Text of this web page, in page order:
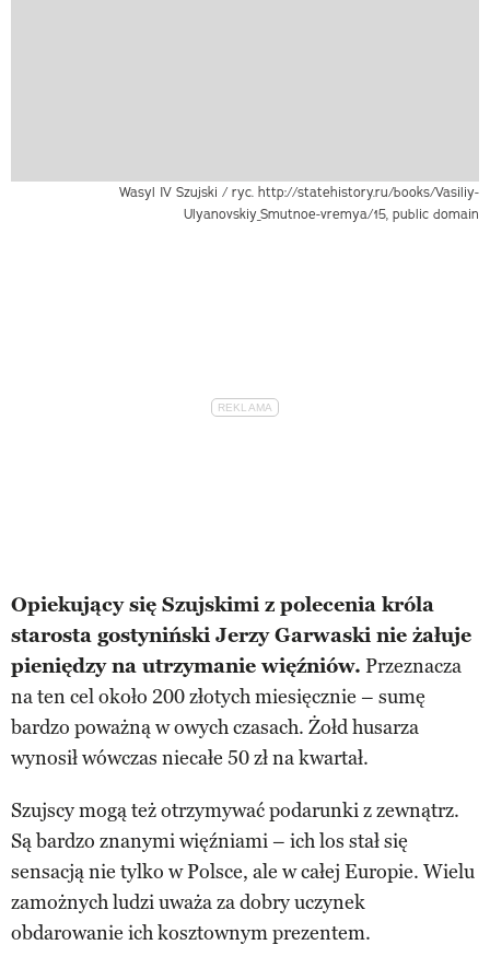
Wasyl IV Szujski / ryc. http://statehistory.ru/books/Vasiliy-
Ulyanovskiy_Smutnoe-vremya/15, public domain
Opiekujący się Szujskimi z polecenia króla
starosta gostyniński Jerzy Garwaski nie żałuje
pieniędzy na utrzymanie więźniów. Przeznacza
na ten cel około 200 złotych miesięcznie – sumę
bardzo poważną w owych czasach. Żołd husarza
wynosił wówczas niecałe 50 zł na kwartał.
Szujscy mogą też otrzymywać podarunki z zewnątrz.
Są bardzo znanymi więźniami – ich los stał się
sensacją nie tylko w Polsce, ale w całej Europie. Wielu
zamożnych ludzi uważa za dobry uczynek
obdarowanie ich kosztownym prezentem.